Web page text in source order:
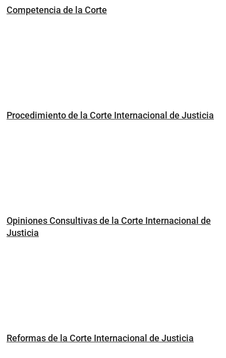
Competencia de la Corte
Procedimiento de la Corte Internacional de Justicia
Opiniones Consultivas de la Corte Internacional de
Justicia
Reformas de la Corte Internacional de Justicia